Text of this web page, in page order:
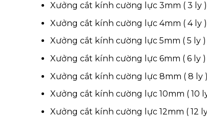
Xưởng cắt kính cường lực 3mm ( 3 ly
Xưởng cắt kính cường lực 4mm ( 4 ly
Xưởng cắt kính cường lực 5mm ( 5 ly
Xưởng cắt kính cường lực 6mm ( 6 ly
Xưởng cắt kính cường lực 8mm ( 8 ly
Xưởng cắt kính cường lực 10mm ( 10
Xưởng cắt kính cường lực 12mm ( 12